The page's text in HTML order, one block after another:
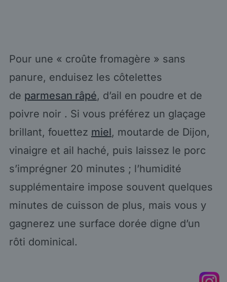
Pour une « croûte fromagère » sans
panure, enduisez les côtelettes
de parmesan râpé, d’ail en poudre et de
poivre noir . Si vous préférez un glaçage
brillant, fouettez miel, moutarde de Dijon,
vinaigre et ail haché, puis laissez le porc
s’imprégner 20 minutes ; l’humidité
supplémentaire impose souvent quelques
minutes de cuisson de plus, mais vous y
gagnerez une surface dorée digne d’un
rôti dominical.